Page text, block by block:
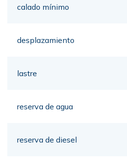
calado mínimo
desplazamiento
lastre
reserva de agua
reserva de diesel